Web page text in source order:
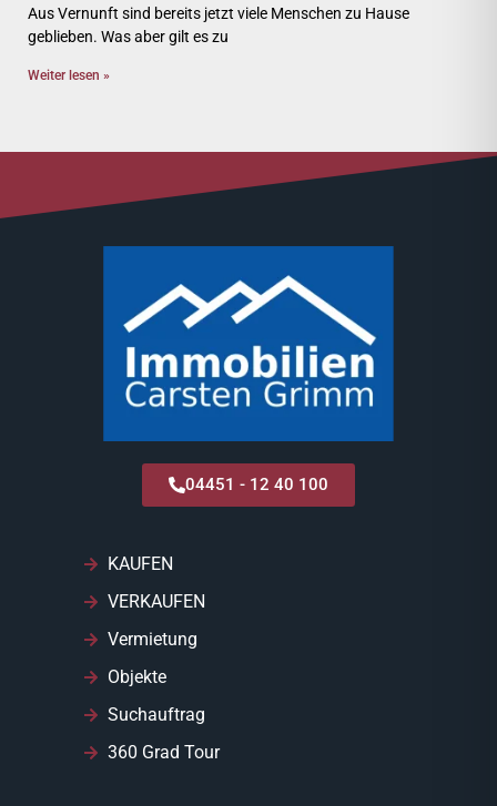
Aus Vernunft sind bereits jetzt viele Menschen zu Hause
geblieben. Was aber gilt es zu
Weiter lesen »
04451 - 12 40 100
KAUFEN
VERKAUFEN
Vermietung
Objekte
Suchauftrag
360 Grad Tour